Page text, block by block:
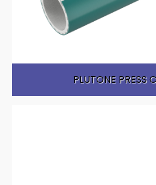
PLUTONE PRESS